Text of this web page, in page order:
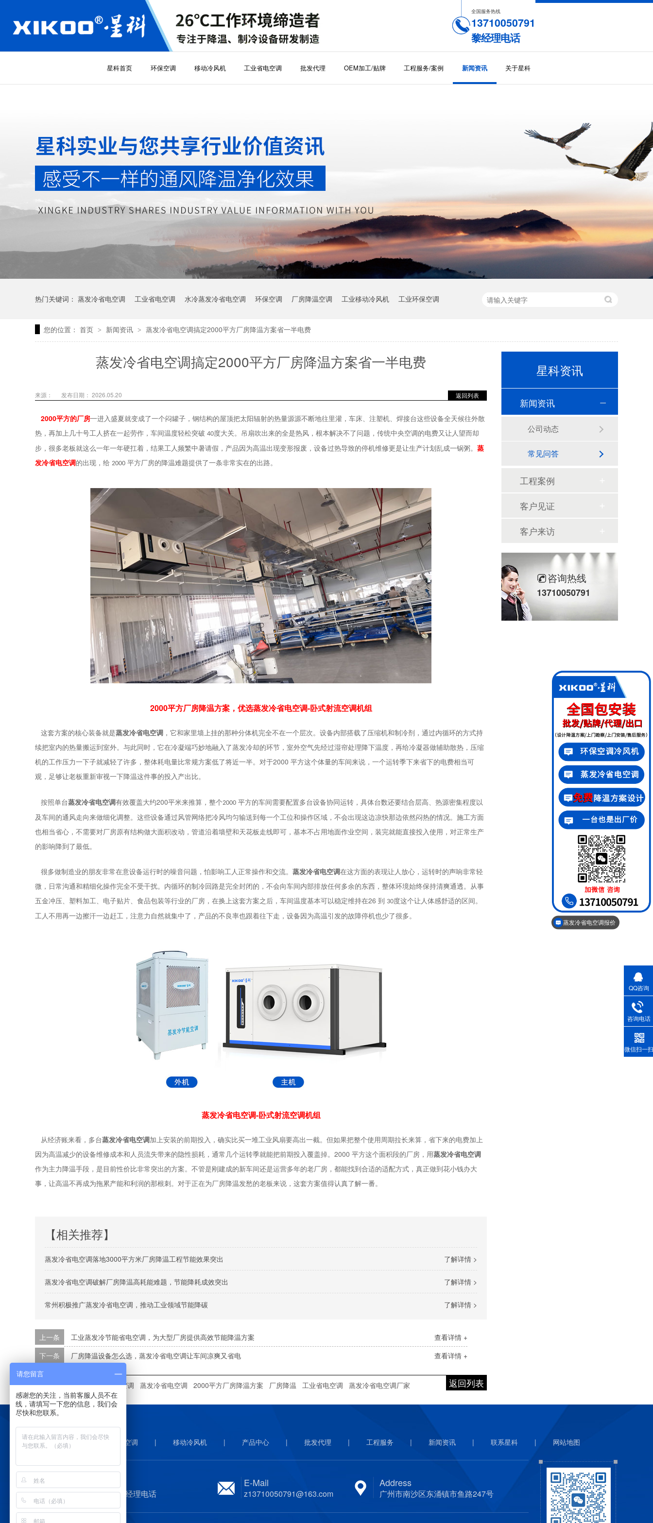
全国服务热线
13710050791
黎经理电话
星科首页 环保空调 移动冷风机 工业省电空调 批发代理 OEM加工/贴牌 工程服务/案例 新闻资讯 关于星科
热门关键词： 蒸发冷省电空调 工业省电空调 水冷蒸发冷省电空调 环保空调 厂房降温空调 工业移动冷风机 工业环保空调
您的位置： 首页 > 新闻资讯 > 蒸发冷省电空调搞定2000平方厂房降温方案省一半电费
蒸发冷省电空调搞定2000平方厂房降温方案省一半电费
返回列表
来源： 发布日期： 2026.05.20
2000平方的厂房一进入盛夏就变成了一个闷罐子，钢结构的屋顶把太阳辐射的热量源源不断地往里灌，车床、注塑机、焊接台这些设备全天候往外散
热，再加上几十号工人挤在一起劳作，车间温度轻松突破 40度大关。吊扇吹出来的全是热风，根本解决不了问题，传统中央空调的电费又让人望而却
步，很多老板就这么一年一年硬扛着，结果工人频繁中暑请假，产品因为高温出现变形报废，设备过热导致的停机维修更是让生产计划乱成一锅粥。 蒸
发冷省电空调 的出现，给 2000 平方厂房的降温难题提供了一条非常实在的出路。
2000平方厂房降温方案，优选蒸发冷省电空调-卧式射流空调机组
这套方案的核心装备就是蒸发冷省电空调 ，它和家里墙上挂的那种分体机完全不在一个层次。设备内部搭载了压缩机和制冷剂，通过内循环的方式持
续把室内的热量搬运到室外。与此同时，它在冷凝端巧妙地融入了蒸发冷却的环节，室外空气先经过湿帘处理降下温度，再给冷凝器做辅助散热，压缩
机的工作压力一下子就减轻了许多，整体耗电量比常规方案低了将近一半。对于2000 平方这个体量的车间来说，一个运转季下来省下的电费相当可
观，足够让老板重新审视一下降温这件事的投入产出比。
按照单台蒸发冷省电空调有效覆盖大约200平米来推算，整个2000 平方的车间需要配置多台设备协同运转，具体台数还要结合层高、热源密集程度以
及车间的通风走向来做细化调整。这些设备通过风管网络把冷风均匀输送到每一个工位和操作区域，不会出现这边凉快那边依然闷热的情况。施工方面
也相当省心，不需要对厂房原有结构做大面积改动，管道沿着墙壁和天花板走线即可，基本不占用地面作业空间，装完就能直接投入使用，对正常生产
的影响降到了最低。
很多做制造业的朋友非常在意设备运行时的噪音问题，怕影响工人正常操作和交流。 蒸发冷省电空调在这方面的表现让人放心，运转时的声响非常轻
微，日常沟通和精细化操作完全不受干扰。内循环的制冷回路是完全封闭的，不会向车间内部排放任何多余的东西，整体环境始终保持清爽通透。从事
五金冲压、塑料加工、电子贴片、食品包装等行业的厂房，在换上这套方案之后，车间温度基本可以稳定维持在26 到 30度这个让人体感舒适的区间。
工人不用再一边擦汗一边赶工，注意力自然就集中了，产品的不良率也跟着往下走，设备因为高温引发的故障停机也少了很多。
蒸发冷省电空调-卧式射流空调机组
从经济账来看，多台蒸发冷省电空调 加上安装的前期投入，确实比买一堆工业风扇要高出一截。但如果把整个使用周期拉长来算，省下来的电费加上
因为高温减少的设备维修成本和人员流失带来的隐性损耗，通常几个运转季就能把前期投入覆盖掉。 2000 平方这个面积段的厂房，用蒸发冷省电空调
作为主力降温手段，是目前性价比非常突出的方案。不管是刚建成的新车间还是运营多年的老厂房，都能找到合适的适配方式，真正做到花小钱办大
事，让高温不再成为拖累产能和利润的那根刺。对于正在为厂房降温发愁的老板来说，这套方案值得认真了解一番。
【相关推荐】
了解详情 >
蒸发冷省电空调落地3000平方米厂房降温工程节能效果突出
了解详情 >
蒸发冷省电空调破解厂房降温高耗能难题，节能降耗成效突出
了解详情 >
常州积极推广蒸发冷省电空调，推动工业领域节能降碳
查看详情 +
上一条
工业蒸发冷节能省电空调，为大型厂房提供高效节能降温方案
查看详情 +
下一条 厂房降温设备怎么选，蒸发冷省电空调让车间凉爽又省电
返回列表
本文标签： 星科蒸发冷省电空调 蒸发冷省电空调 2000平方厂房降温方案 厂房降温 工业省电空调 蒸发冷省电空调厂家
星科资讯
新闻资讯
公司动态
常见问答
工程案例
客户见证
客户来访
咨询热线
13710050791
星科首页 工业环保空调 | 移动冷风机 | 产品中心 | 批发代理 | 工程服务 | 新闻资讯 | 联系星科 | 网站地图
13710050791 黎经理电话
E-Mail
z13710050791@163.com
Address
广州市南沙区东涌镇市鱼路247号
QQ咨询
咨询电话
微信扫一扫
蒸发冷省电空调报价
请您留言
感谢您的关注，当前客服人员不在
线，请填写一下您的信息，我们会
尽快和您联系。